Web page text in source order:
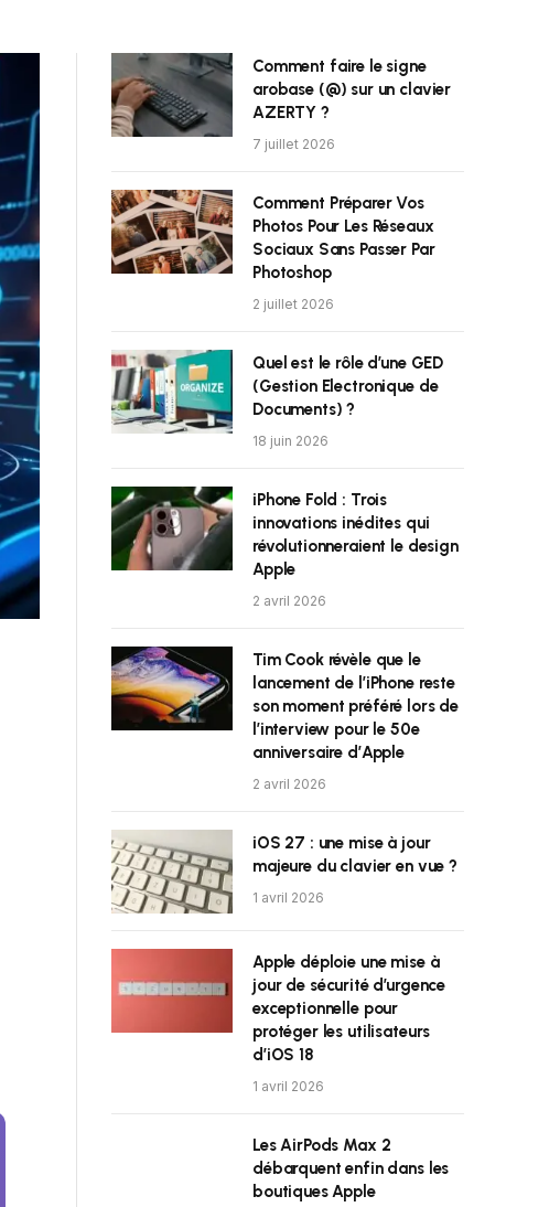
Comment faire le signe
arobase (@) sur un clavier
AZERTY ?
7 juillet 2026
Comment Préparer Vos
Photos Pour Les Réseaux
Sociaux Sans Passer Par
Photoshop
2 juillet 2026
Quel est le rôle d’une GED
(Gestion Electronique de
Documents) ?
18 juin 2026
iPhone Fold : Trois
innovations inédites qui
révolutionneraient le design
Apple
2 avril 2026
Tim Cook révèle que le
lancement de l’iPhone reste
son moment préféré lors de
l’interview pour le 50e
anniversaire d’Apple
2 avril 2026
iOS 27 : une mise à jour
majeure du clavier en vue ?
1 avril 2026
Apple déploie une mise à
jour de sécurité d’urgence
exceptionnelle pour
protéger les utilisateurs
d’iOS 18
1 avril 2026
Les AirPods Max 2
débarquent enfin dans les
boutiques Apple